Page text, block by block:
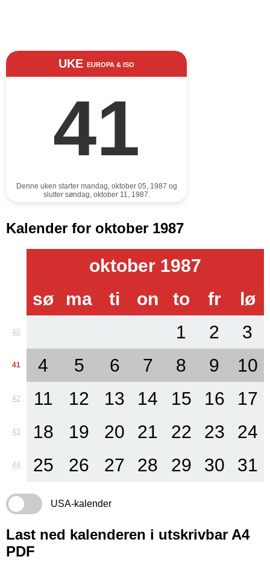
UKE EUROPA & ISO
41
Denne uken starter mandag, oktober 05, 1987 og
slutter søndag, oktober 11, 1987.
Kalender for oktober 1987
oktober 1987
sø
ma ti on to fr lø
40 1 2 3
41 4 5 6 7 8 9 10
42 11 12 13 14 15 16 17
43 18 19 20 21 22 23 24
44 25 26 27 28 29 30 31
USA-kalender
Last ned kalenderen i utskrivbar A4
PDF